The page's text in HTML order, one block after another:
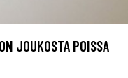
JOUKOSTA POISSA